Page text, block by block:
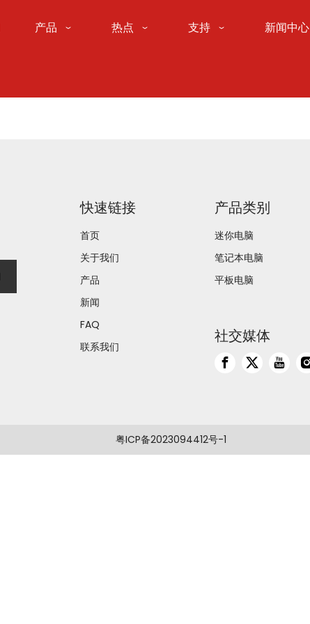
产品 热点 支持 新闻中心
快速链接
首页
关于我们
产品
新闻
FAQ
联系我们
产品类别
迷你电脑
笔记本电脑
平板电脑
社交媒体
粤ICP备2023094412号-1